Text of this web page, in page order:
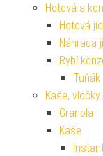
Hotová a
Hotová
Náhrada
Rybí
Tuňák
Kaše,
Granola
Kaše